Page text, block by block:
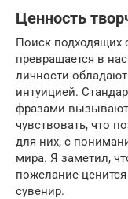
Ценность
Поиск подходящих
превращается в
личности
интуицией.
фразами вызывают
чувствовать, что
для них, с
мира. Я заметил,
пожелание
сувенир.